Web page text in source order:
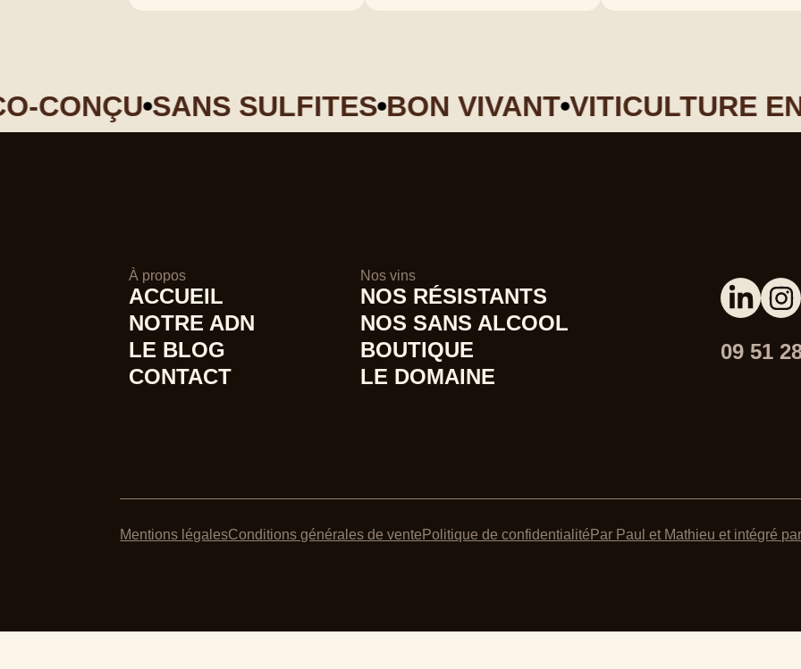
SANS SULFITES BON VIVANT VITICULTURE
À propos
ACCUEIL
NOTRE ADN
LE BLOG
CONTACT
Nos vins
NOS RÉSISTANTS
NOS SANS ALCOOL
BOUTIQUE
LE DOMAINE
09 51
Mentions légalesConditions générales de ventePolitique de confidentialitéPar Paul et Mathieu et intégré